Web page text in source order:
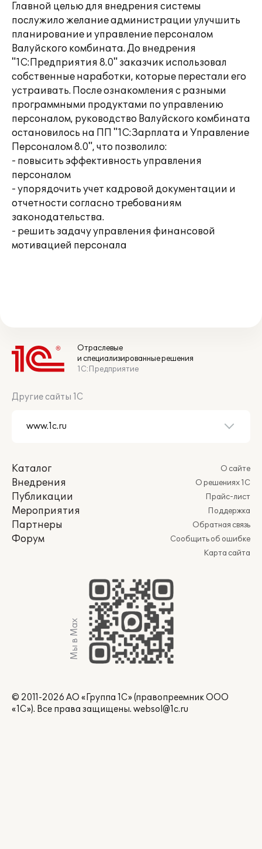
Главной целью для внедрения системы
послужило желание администрации улучшить
планирование и управление персоналом
Валуйского комбината. До внедрения
"1С:Предприятия 8.0" заказчик использовал
собственные наработки, которые перестали его
устраивать. После ознакомления с разными
программными продуктами по управлению
персоналом, руководство Валуйского комбината
остановилось на ПП "1С:Зарплата и Управление
Персоналом 8.0", что позволило:
- повысить эффективность управления
персоналом
- упорядочить учет кадровой документации и
отчетности согласно требованиям
законодательства.
- решить задачу управления финансовой
мотивацией персонала
Отраслевые
и специализированные решения
1С:Предприятие
Другие сайты 1С
Каталог
Внедрения
Публикации
Мероприятия
Партнеры
Форум
О сайте
О решениях 1С
Прайс-лист
Поддержка
Обратная связь
Сообщить об ошибке
Карта сайта
Мы в Max
© 2011-2026 АО «Группа 1С» (правопреемник ООО
«1С»). Все права защищены. websol@1c.ru